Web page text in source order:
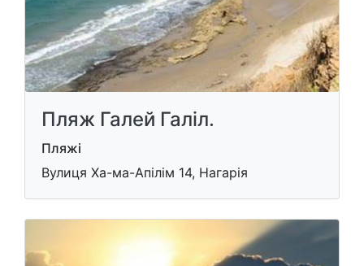
Пляж Галей Галіл.
Пляжі
Вулиця Ха-ма-Апілім 14, Нагарія